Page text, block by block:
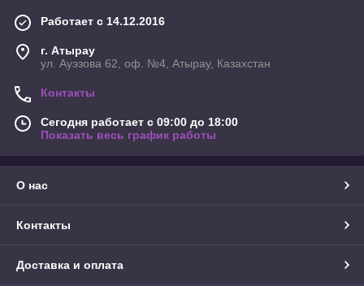
Работает с 14.12.2016
г. Атырау
ул. Ауэзова 62, оф. №4, Атырау, Казахстан
Контакты
Сегодня работает с 09:00 до 18:00
Показать весь график работы
О нас
Контакты
Доставка и оплата